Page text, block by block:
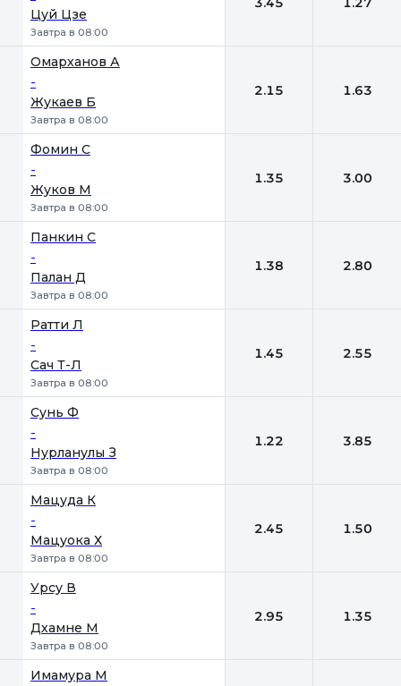
Цуй Цзе
Завтра в 08:00
Омарханов А
-
Жукаев Б
Завтра в 08:00
2.15 1.63
Фомин С
-
Жуков М
Завтра в 08:00
1.35 3.00
Панкин С
-
Палан Д
Завтра в 08:00
1.38 2.80
Ратти Л
-
Сач Т-Л
Завтра в 08:00
1.45 2.55
Сунь Ф
-
Нурланулы З
Завтра в 08:00
1.22 3.85
Мацуда К
-
Мацуока Х
Завтра в 08:00
2.45 1.50
Урсу В
-
Дхамне М
Завтра в 08:00
2.95 1.35
Имамура М